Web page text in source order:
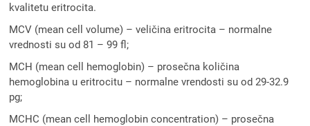
kvalitetu eritrocita.
MCV (mean cell volume) – veličina eritrocita – normalne
vrednosti su od 81 – 99 fl;
MCH (mean cell hemoglobin) – prosečna količina
hemoglobina u eritrocitu – normalne vrendosti su od 29-32.9
pg;
MCHC (mean cell hemoglobin concentration) – prosečna